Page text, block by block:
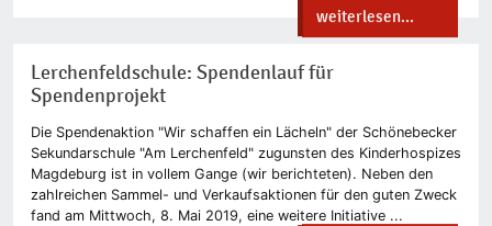
weiterlesen...
Lerchenfeldschule: Spendenlauf für
Spendenprojekt
Die Spendenaktion "Wir schaffen ein Lächeln" der Schönebecker
Sekundarschule "Am Lerchenfeld" zugunsten des Kinderhospizes
Magdeburg ist in vollem Gange (wir berichteten). Neben den
zahlreichen Sammel- und Verkaufsaktionen für den guten Zweck
fand am Mittwoch, 8. Mai 2019, eine weitere Initiative ...